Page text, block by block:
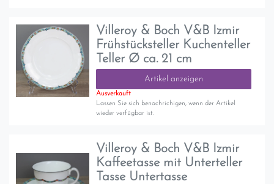
Villeroy & Boch V&B Izmir
Frühstücksteller Kuchenteller
Teller Ø ca. 21 cm
Artikel anzeigen
Ausverkauft
Lassen Sie sich benachrichigen, wenn der Artikel
wieder verfügbar ist.
Villeroy & Boch V&B Izmir
Kaffeetasse mit Unterteller
Tasse Untertasse